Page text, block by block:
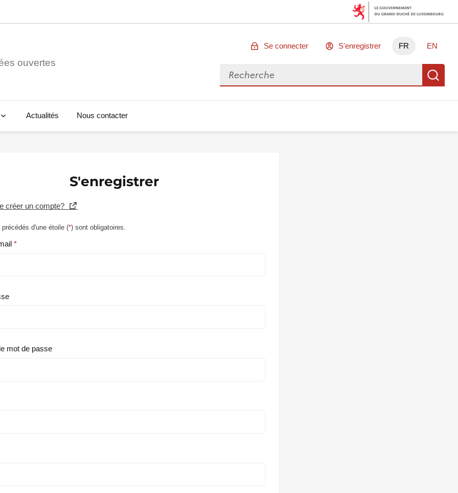
ouvertes
Se connecter S'enregistrer FR EN
Rechercher des données
Actualités Nous contacter
S'enregistrer
créer un compte?
d'une étoile (*) sont obligatoires.
mot de passe